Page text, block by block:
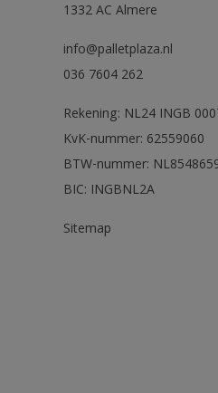
1332 AC Almere
info@palletplaza.nl
036 7604 262
Rekening: NL24 INGB
KvK-nummer: 62559060
BTW-nummer:
BIC: INGBNL2A
Sitemap